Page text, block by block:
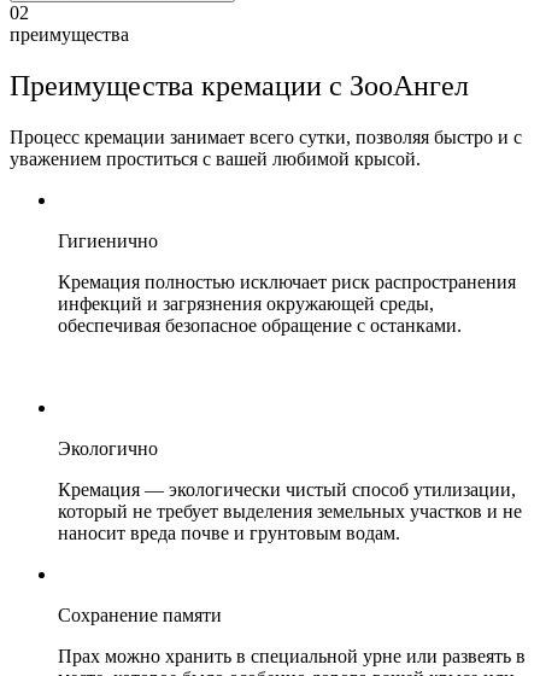
02
преимущества
Преимущества кремации с ЗооАнгел
Процесс кремации занимает всего сутки, позволяя быстро и с
уважением проститься с вашей любимой крысой.
Гигиенично
Кремация полностью исключает риск распространения
инфекций и загрязнения окружающей среды,
обеспечивая безопасное обращение с останками.
Экологично
Кремация — экологически чистый способ утилизации,
который не требует выделения земельных участков и не
наносит вреда почве и грунтовым водам.
Сохранение памяти
Прах можно хранить в специальной урне или развеять в